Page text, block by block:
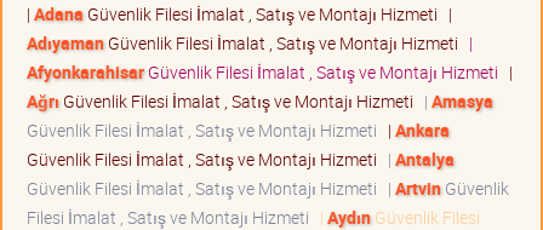
| Adana Güvenlik Filesi İmalat , Satış ve Montajı Hizmeti |
AdıyamanGüvenlik Filesi İmalat , Satış ve Montajı Hizmeti |
AfyonkarahisarGüvenlik Filesi İmalat , Satış ve Montajı Hizmeti |
Ağrı Güvenlik Filesi İmalat , Satış ve Montajı Hizmeti | Amasya
Güvenlik Filesi İmalat , Satış ve Montajı Hizmeti | Ankara
Güvenlik Filesi İmalat , Satış ve Montajı Hizmeti | Antalya
Güvenlik Filesi İmalat , Satış ve Montajı Hizmeti | ArtvinGüvenlik
Filesi İmalat , Satış ve Montajı Hizmeti | AydınGüvenlik Filesi